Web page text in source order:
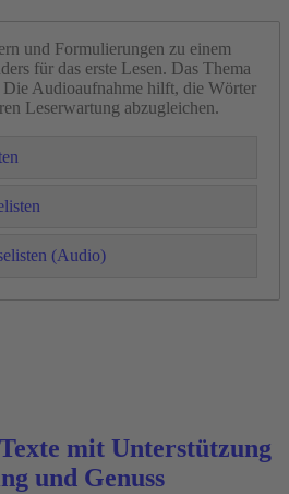
und Formulierungen zu einem
für das erste Lesen. Das Thema
Die Audioaufnahme hilft, die Wörter
Leserwartung abzugleichen.
(Audio)
mit Unterstützung
und Genuss